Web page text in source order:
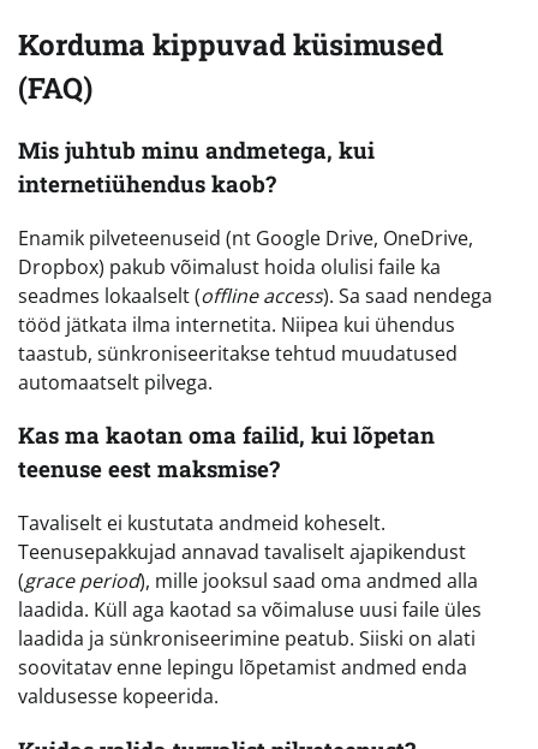
Korduma kippuvad küsimused
(FAQ)
Mis juhtub minu andmetega, kui
internetiühendus kaob?
Enamik pilveteenuseid (nt Google Drive, OneDrive,
Dropbox) pakub võimalust hoida olulisi faile ka
seadmes lokaalselt (offline access). Sa saad nendega
tööd jätkata ilma internetita. Niipea kui ühendus
taastub, sünkroniseeritakse tehtud muudatused
automaatselt pilvega.
Kas ma kaotan oma failid, kui lõpetan
teenuse eest maksmise?
Tavaliselt ei kustutata andmeid koheselt.
Teenusepakkujad annavad tavaliselt ajapikendust
(grace period), mille jooksul saad oma andmed alla
laadida. Küll aga kaotad sa võimaluse uusi faile üles
laadida ja sünkroniseerimine peatub. Siiski on alati
soovitatav enne lepingu lõpetamist andmed enda
valdusesse kopeerida.